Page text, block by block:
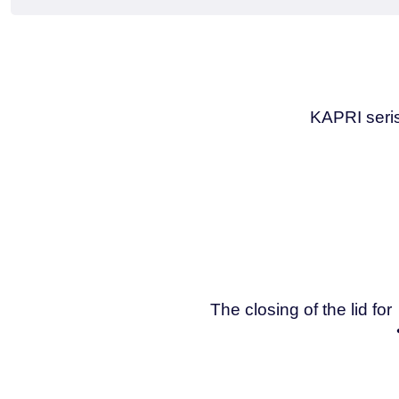
KAPRI
The closing of the lid